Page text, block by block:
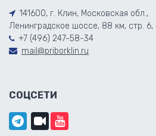
141600, г. Клин, Московская обл.,
Ленинградское шоссе, 88 км, стр.
+7 (496) 247-58-34
mail@priborklin.ru
СОЦСЕТИ